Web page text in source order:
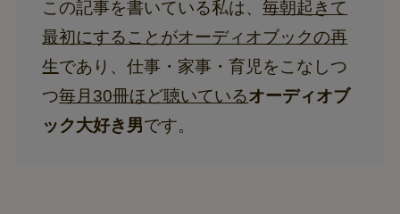
この記事を書いている私は、毎朝起きて
最初にすることがオーディオブックの再
生であり、仕事・家事・育児をこなしつ
つ毎月30冊ほど聴いているオーディオブ
ック大好き男です。